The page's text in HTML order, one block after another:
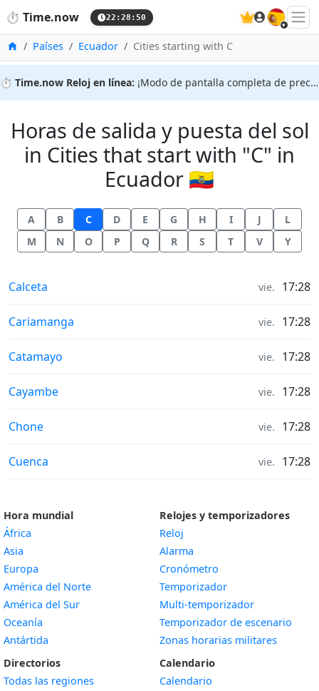
⏱️ Time.now 22:28:51 🇪🇸
InicioPaíses Ecuador Cities starting with C
⏱️ Time.now Reloj en línea: ¡Modo de pantalla completa de precisión!
Horas de salida y puesta del sol
in Cities that start with "C" in
Ecuador 🇪🇨
A B C D E G H I J
L
M
N O P Q R S T V Y
Horas de salida y puesta del sol in
Calceta vie. 17:28
Horas de salida y puesta del sol in
Cariamanga vie. 17:28
Horas de salida y puesta del sol in
Catamayo vie. 17:28
Horas de salida y puesta del sol in
Cayambe vie. 17:28
Horas de salida y puesta del sol in
Chone vie. 17:28
Horas de salida y puesta del sol in
Cuenca vie. 17:28
Hora mundial
África
Asia
Europa
América del Norte
América del Sur
Oceanía
Antártida
Directorios
Todas las regiones
Relojes y temporizadores
Reloj
Alarma
Cronómetro
Temporizador
Multi-temporizador
Temporizador de escenario
Zonas horarias militares
Calendario
Calendario